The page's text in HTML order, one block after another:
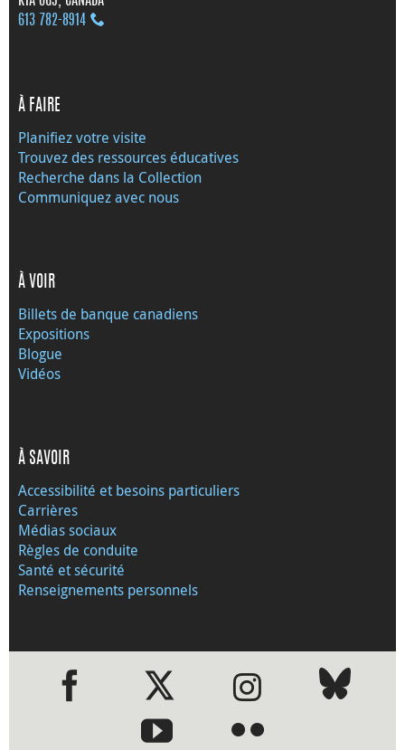
613 782‑8914
À FAIRE
Planifiez votre visite
Trouvez des ressources éducatives
Recherche dans la Collection
Communiquez avec nous
À VOIR
Billets de banque canadiens
Expositions
Blogue
Vidéos
À SAVOIR
Accessibilité et besoins particuliers
Carrières
Médias sociaux
Règles de conduite
Santé et sécurité
Renseignements personnels
●●